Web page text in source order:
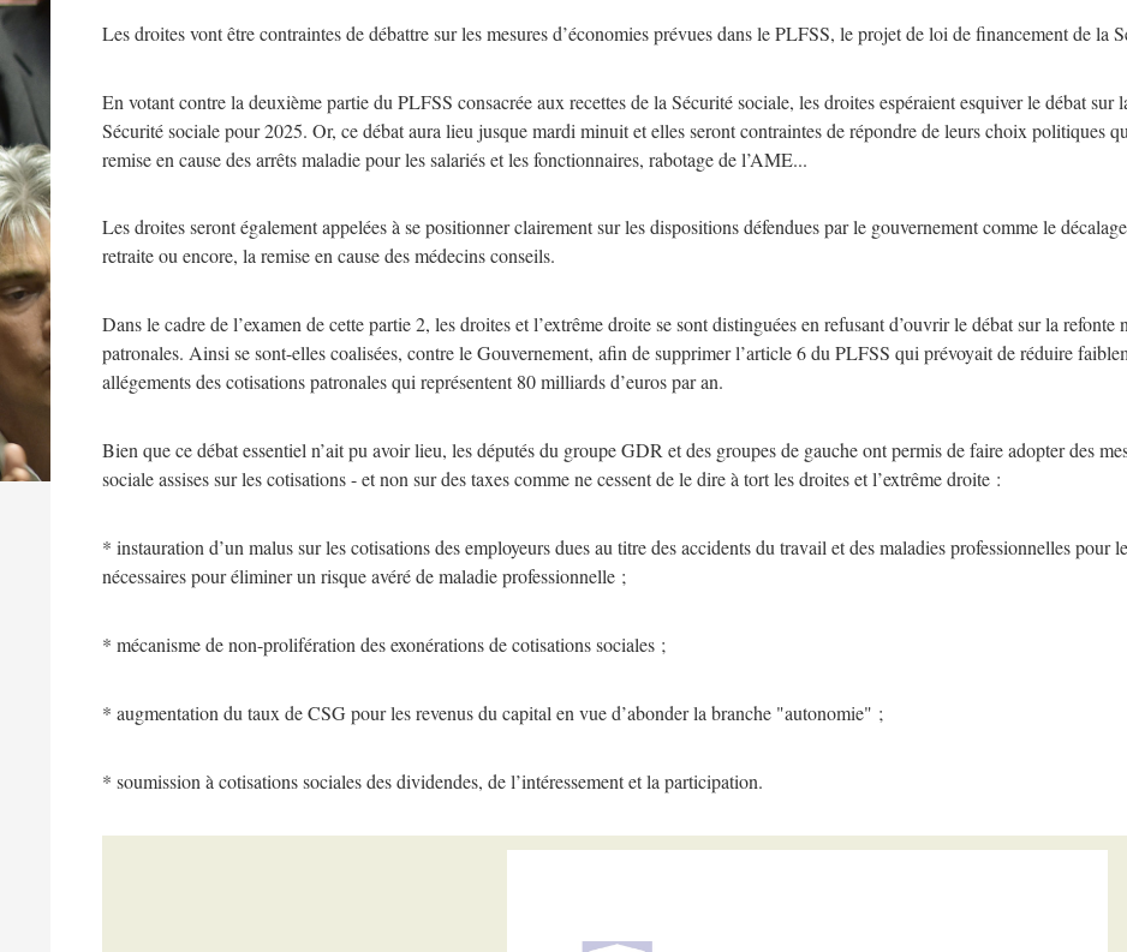
Les droites vont être contraintes de débattre sur les mesures d’économies prévues dans le PLFSS, le projet de loi de financement de la
En votant contre la deuxième partie du PLFSS consacrée aux recettes de la Sécurité sociale, les droites espéraient esquiver le débat sur
Sécurité sociale pour 2025. Or, ce débat aura lieu jusque mardi minuit et elles seront contraintes de répondre de leurs choix politiques
remise en cause des arrêts maladie pour les salariés et les fonctionnaires, rabotage de l’AME...
Les droites seront également appelées à se positionner clairement sur les dispositions défendues par le gouvernement comme le
retraite ou encore, la remise en cause des médecins conseils.
Dans le cadre de l’examen de cette partie 2, les droites et l’extrême droite se sont distinguées en refusant d’ouvrir le débat sur la refonte
patronales. Ainsi se sont-elles coalisées, contre le Gouvernement, afin de supprimer l’article 6 du PLFSS qui prévoyait de réduire
allégements des cotisations patronales qui représentent 80 milliards d’euros par an.
Bien que ce débat essentiel n’ait pu avoir lieu, les députés du groupe GDR et des groupes de gauche ont permis de faire adopter des
sociale assises sur les cotisations - et non sur des taxes comme ne cessent de le dire à tort les droites et l’extrême droite :
* instauration d’un malus sur les cotisations des employeurs dues au titre des accidents du travail et des maladies professionnelles pour
nécessaires pour éliminer un risque avéré de maladie professionnelle ;
* mécanisme de non-prolifération des exonérations de cotisations sociales ;
* augmentation du taux de CSG pour les revenus du capital en vue d’abonder la branche "autonomie" ;
* soumission à cotisations sociales des dividendes, de l’intéressement et la participation.